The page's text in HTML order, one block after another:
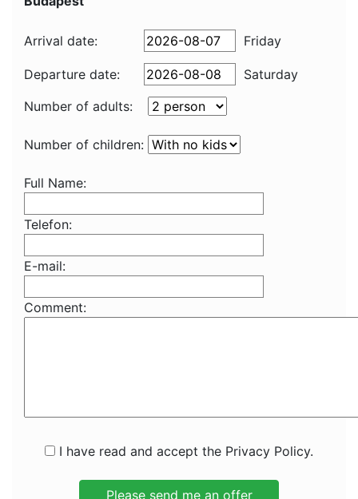
Arrival date: Friday
Departure date:
Saturday
Number of adults:
Number of children:
Full Name:
Telefon:
E-mail:
Comment:
I have read and accept the Privacy Policy.